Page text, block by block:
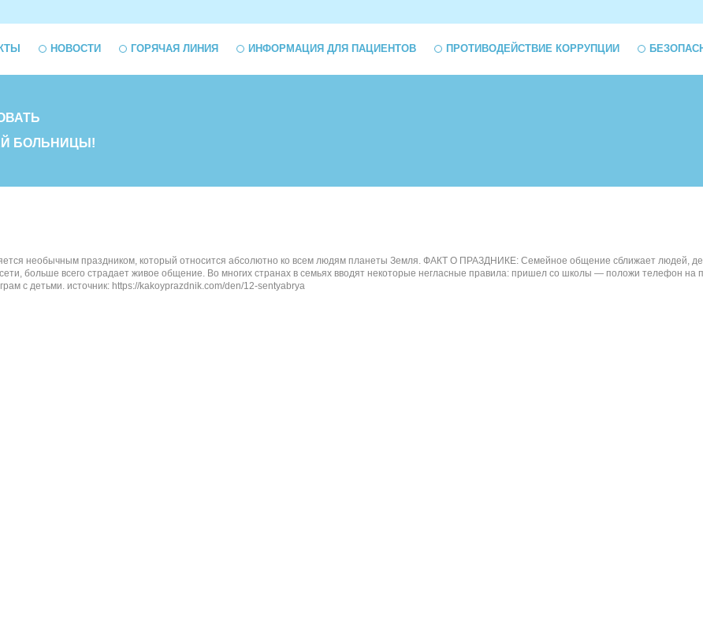
НОВОСТИ ГОРЯЧАЯ ЛИНИЯ ИНФОРМАЦИЯ ДЛЯ ПАЦИЕНТОВ ПРОТИВОДЕЙСТВИЕ КОРРУПЦИИ
БОЛЬНИЦЫ!
необычным праздником, который относится абсолютно ко всем людям планеты Земля. ФАКТ О ПРАЗДНИКЕ: Семейное общение сближает людей,
больше всего страдает живое общение. Во многих странах в семьях вводят некоторые негласные правила: пришел со школы — положи телефон
с детьми. источник: https://kakoyprazdnik.com/den/12-sentyabrya